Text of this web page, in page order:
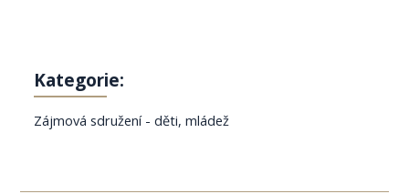
Kategorie:
Zájmová sdružení - děti, mládež